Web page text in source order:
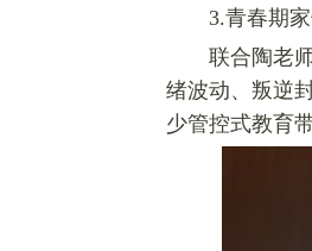
3.青春期
联合陶老
绪波动、叛逆
少管控式教育